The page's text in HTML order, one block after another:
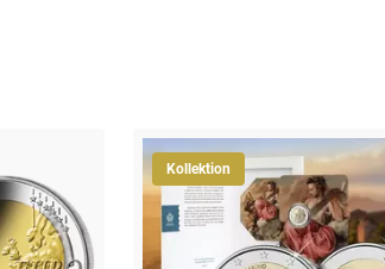
Kollektion